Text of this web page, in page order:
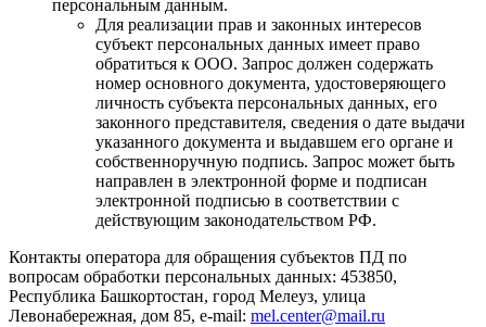
персональным данным.
Для реализации прав и законных интересов
субъект персональных данных имеет право
обратиться к ООО. Запрос должен содержать
номер основного документа, удостоверяющего
личность субъекта персональных данных, его
законного представителя, сведения о дате выдачи
указанного документа и выдавшем его органе и
собственноручную подпись. Запрос может быть
направлен в электронной форме и подписан
электронной подписью в соответствии с
действующим законодательством РФ.
Контакты оператора для обращения субъектов ПД по
вопросам обработки персональных данных: 453850,
Республика Башкортостан, город Мелеуз, улица
Левонабережная, дом 85, e-mail: mel.center@mail.ru